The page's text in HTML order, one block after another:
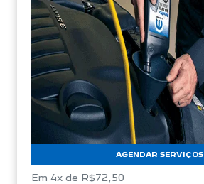
AGENDAR SERVIÇOS
Em 4x de R$72,50